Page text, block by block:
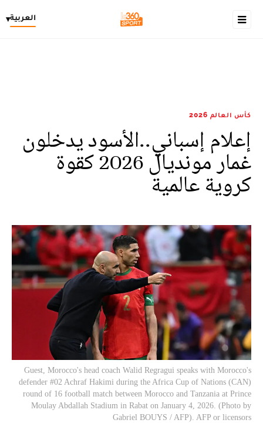
العربية▾
كأس العالم 2026
إعلام إسباني..الأسود يدخلون
غمار مونديال 2026 كقوة
كروية عالمية
Guest, Morocco's head coach Walid Regragui speaks with Morocco's
defender #02 Achraf Hakimi during the Africa Cup of Nations (CAN)
round of 16 football match between Morocco and Tanzania at Prince
Moulay Abdallah Stadium in Rabat on January 4, 2026. (Photo by
Gabriel BOUYS / AFP). AFP or licensors